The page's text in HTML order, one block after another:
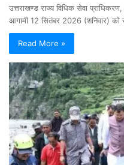
उत्तराखण्ड राज्य विधिक सेवा
आगामी 12 सितंबर 2026 (शनिवार) को
Read More »